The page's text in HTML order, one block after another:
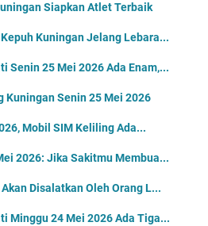
Siapkan Atlet Terbaik
Kuningan Jelang Lebara...
Senin 25 Mei 2026 Ada Enam,...
Kuningan Senin 25 Mei 2026
Mobil SIM Keliling Ada...
2026: Jika Sakitmu Membua...
Disalatkan Oleh Orang L...
Minggu 24 Mei 2026 Ada Tiga...